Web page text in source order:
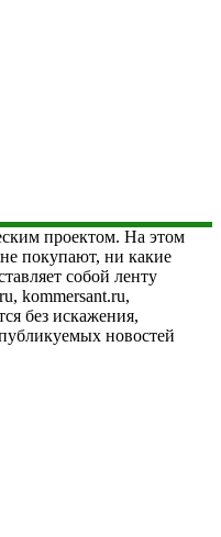
проектом. На этом
покупают, ни какие
собой ленту
kommersant.ru,
без искажения,
публикуемых новостей